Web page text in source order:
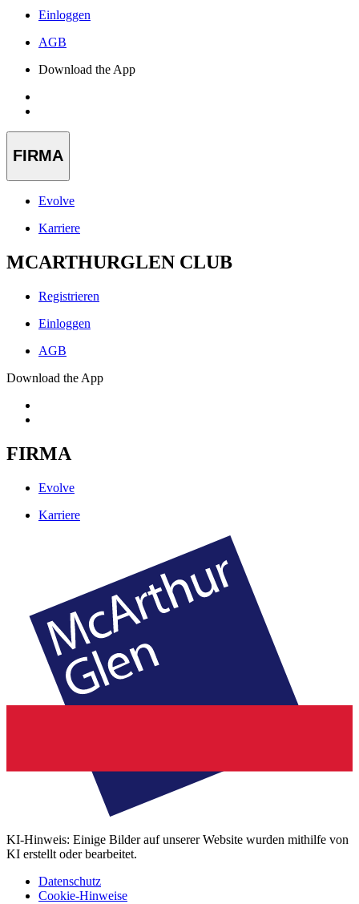
Einloggen
AGB
Download the App
FIRMA
Evolve
Karriere
MCARTHURGLEN CLUB
Registrieren
Einloggen
AGB
Download the App
FIRMA
Evolve
Karriere
KI-Hinweis: Einige Bilder auf unserer Website wurden mithilfe von
KI erstellt oder bearbeitet.
Datenschutz
Cookie-Hinweise